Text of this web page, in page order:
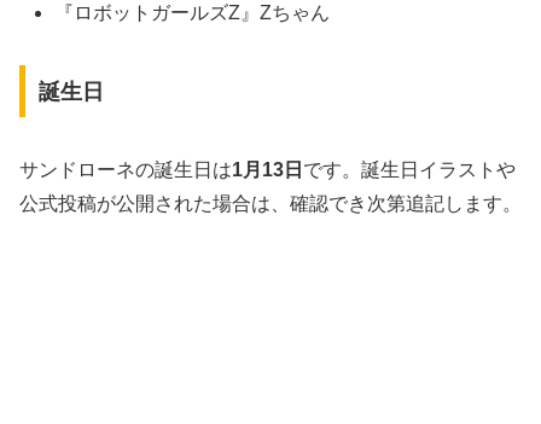
『ロボットガールズZ』Zちゃん
誕生日
サンドローネの誕生日は1月13日 です。誕生日イラストや
公式投稿が公開された場合は、確認でき次第追記します。